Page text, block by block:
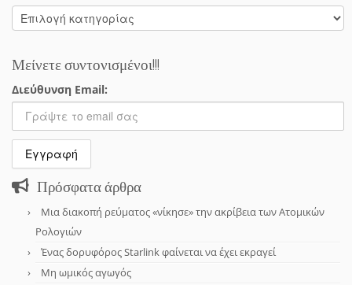
Κατηγορίες
Μείνετε συντονισμένοι!!!
Διεύθυνση Email:
Πρόσφατα άρθρα
Μια διακοπή ρεύματος «νίκησε» την ακρίβεια των Ατομικών
Ρολογιών
Ένας δορυφόρος Starlink φαίνεται να έχει εκραγεί
Μη ωμικός αγωγός